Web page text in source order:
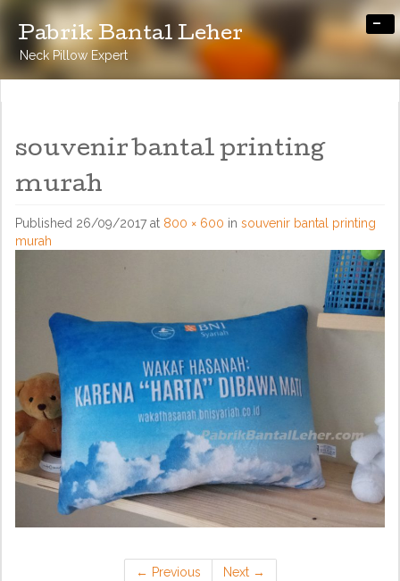
Pabrik Bantal Leher
Neck Pillow Expert
-
souvenir bantal printing
murah
Published 26/09/2017 at 800 × 600 in souvenir bantal printing
murah
← Previous Next →